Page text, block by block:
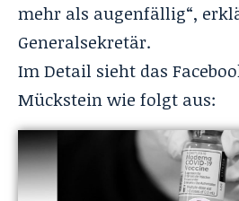
mehr als augenfällig“,
Generalsekretär.
Im Detail sieht das
Mückstein wie folgt aus: